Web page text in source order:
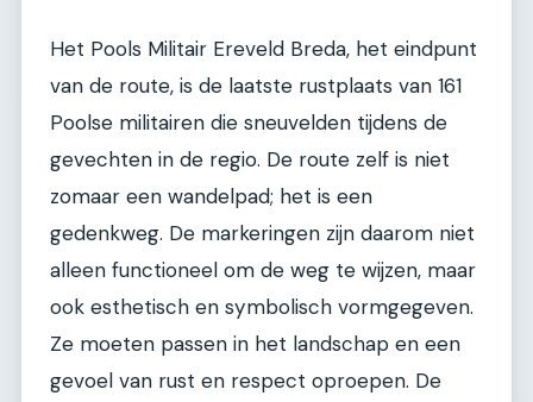
Het Pools Militair Ereveld Breda, het eindpunt
van de route, is de laatste rustplaats van 161
Poolse militairen die sneuvelden tijdens de
gevechten in de regio. De route zelf is niet
zomaar een wandelpad; het is een
gedenkweg. De markeringen zijn daarom niet
alleen functioneel om de weg te wijzen, maar
ook esthetisch en symbolisch vormgegeven.
Ze moeten passen in het landschap en een
gevoel van rust en respect oproepen. De